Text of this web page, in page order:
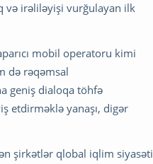
və irəliləyişi vurğulayan ilk
mobil operatoru kimi
də rəqəmsal
geniş dialoqa töhfə
etdirməklə yanaşı, digər
şirkətlər qlobal iqlim siyasəti